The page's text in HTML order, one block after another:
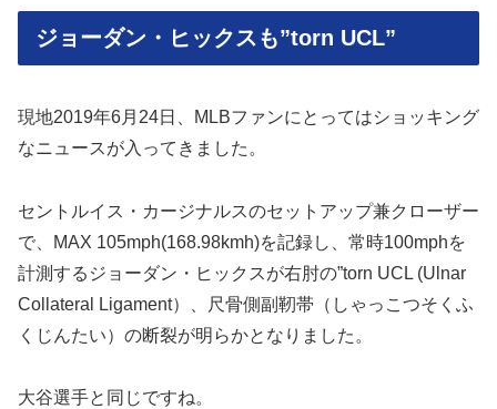
ジョーダン・ヒックスも”torn UCL”
現地2019年6月24日、MLBファンにとってはショッキング
なニュースが入ってきました。
セントルイス・カージナルスのセットアップ兼クローザー
で、MAX 105mph(168.98kmh)を記録し、常時100mphを
計測するジョーダン・ヒックスが右肘の”torn UCL (Ulnar
Collateral Ligament）、尺骨側副靭帯（しゃっこつそくふ
くじんたい）の断裂が明らかとなりました。
大谷選手と同じですね。